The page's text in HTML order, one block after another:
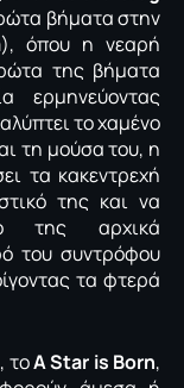
βήματα στην
), όπου η νεαρή
της βήματα
ερμηνεύοντας
το χαμένο
τη μούσα του, η
τα κακεντρεχή
της και να
της αρχικά
του συντρόφου
τα φτερά
τοA Star is Born,